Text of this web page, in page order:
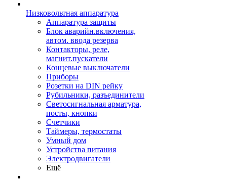
Низковольтная аппаратура
Аппаратура защиты
Блок аварийн.включения,
автом. ввода резерва
Контакторы, реле,
магнит.пускатели
Концевые выключатели
Приборы
Розетки на DIN рейку
Рубильники, разъединители
Светосигнальная арматура,
посты, кнопки
Счетчики
Таймеры, термостаты
Умный дом
Устройства питания
Электродвигатели
Ещё